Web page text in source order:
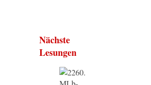
Nächste
Lesungen